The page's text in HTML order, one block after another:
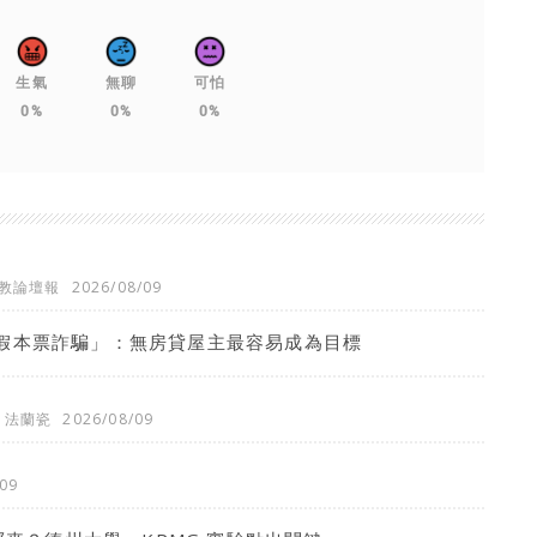
生氣
0%
無聊
0%
可怕
0%
論壇報 2026/08/09
票詐騙」：無房貸屋主最容易成為目標
法蘭瓷 2026/08/09